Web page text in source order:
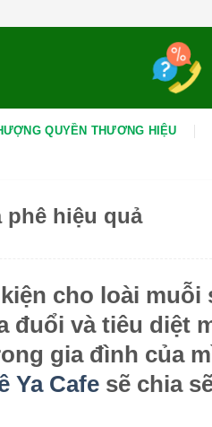
QUYỀN THƯƠNG HIỆU
hiệu quả
cho loài muỗi
đuổi và tiêu diệt
gia đình của
Ya Cafe sẽ chia